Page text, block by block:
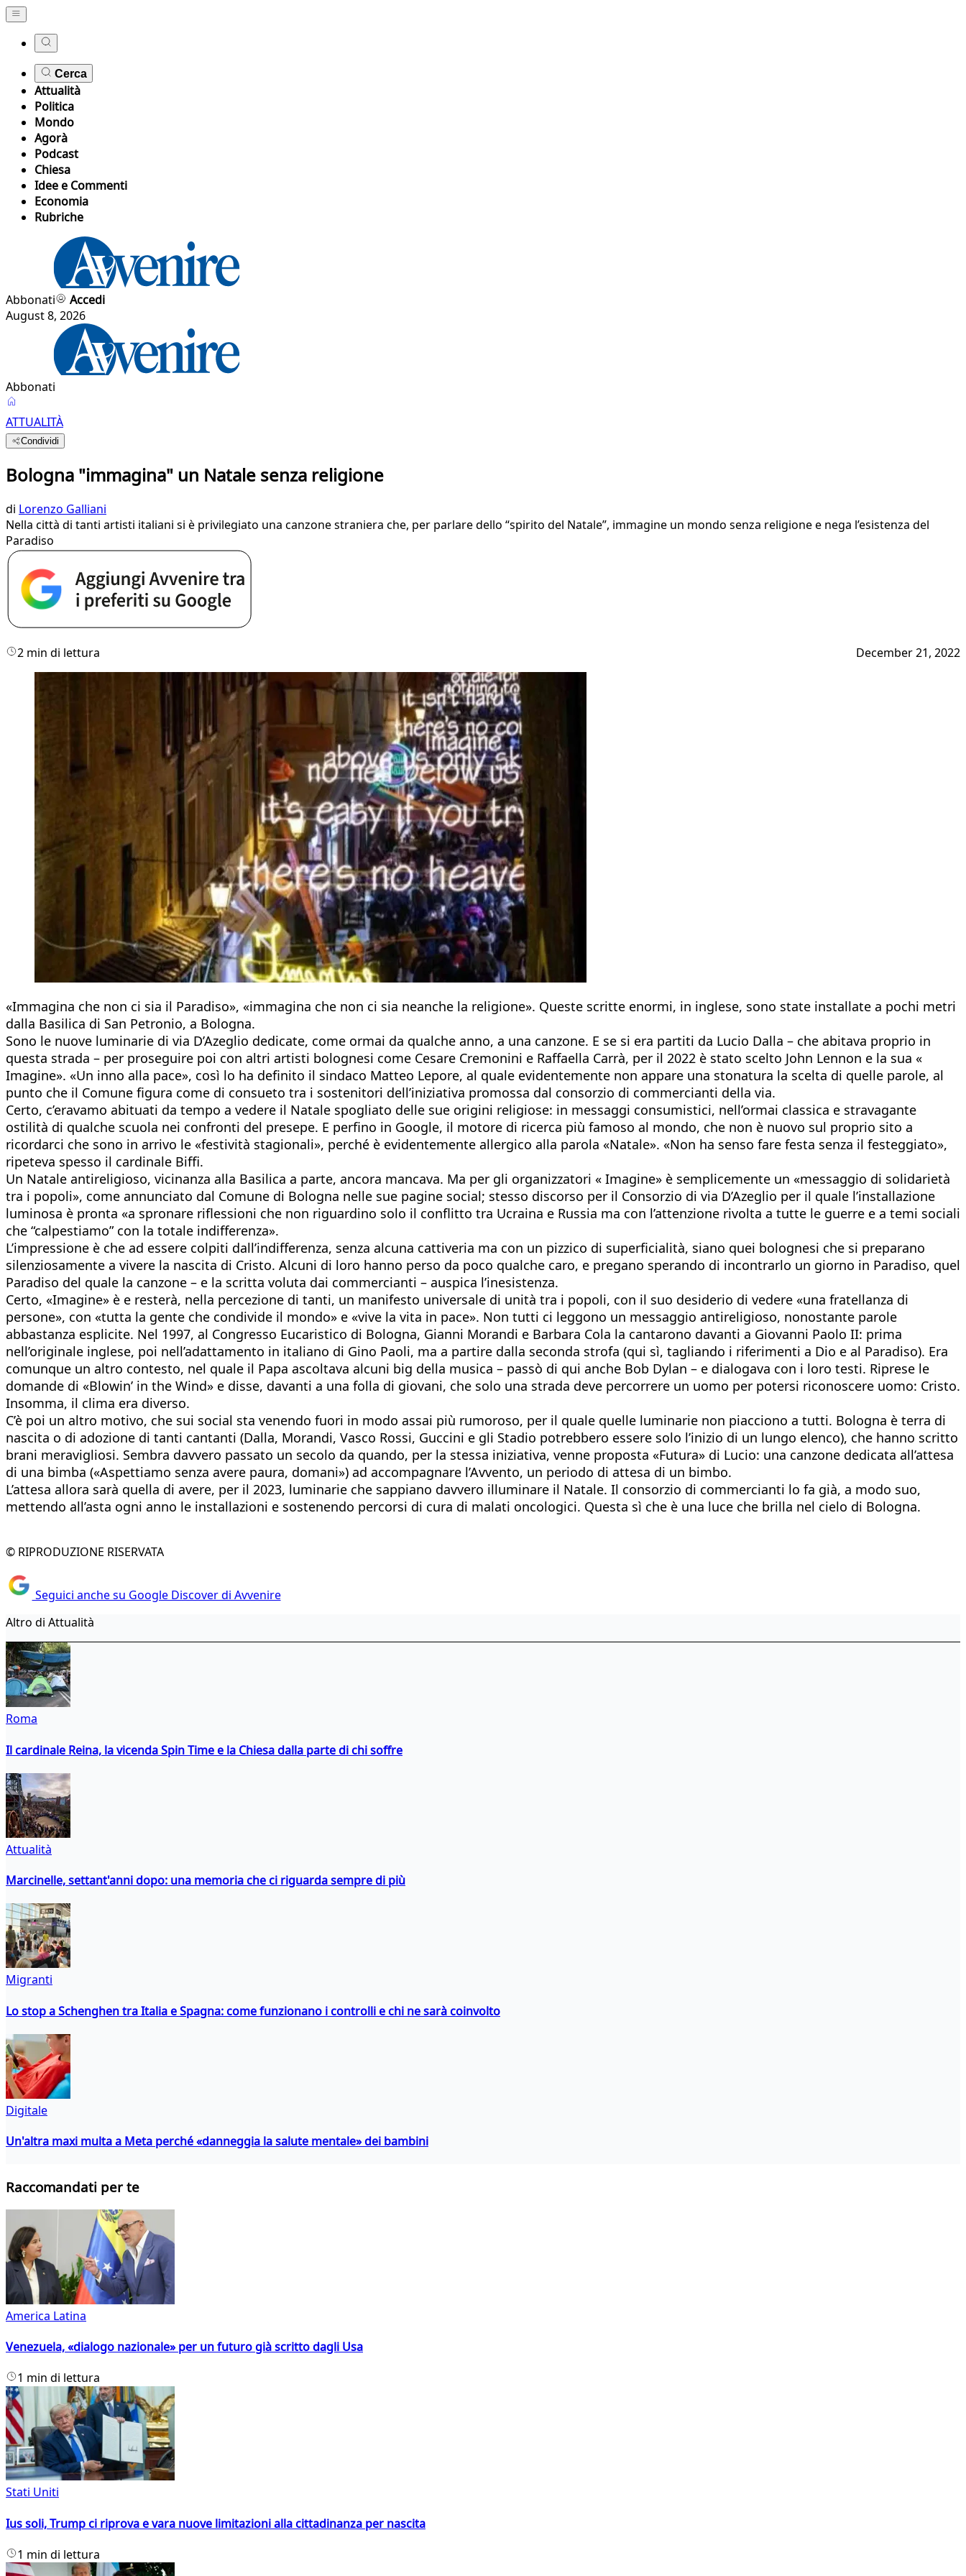
Cerca
Attualità
Politica
Mondo
Agorà
Podcast
Chiesa
Idee e Commenti
Economia
Rubriche
Abbonati
Accedi
August 8, 2026
Abbonati
ATTUALITÀ
Condividi
Bologna "immagina" un Natale senza religione
di Lorenzo Galliani
Nella città di tanti artisti italiani si è privilegiato una canzone straniera che, per parlare dello “spirito del Natale”, immagine un mondo senza religione e nega l’esistenza del
Paradiso
2 min di lettura December 21, 2022
«Immagina che non ci sia il Paradiso», «immagina che non ci sia neanche la religione». Queste scritte enormi, in inglese, sono state installate a pochi metri
dalla Basilica di San Petronio, a Bologna.
Sono le nuove luminarie di via D’Azeglio dedicate, come ormai da qualche anno, a una canzone. E se si era partiti da Lucio Dalla – che abitava proprio in
questa strada – per proseguire poi con altri artisti bolognesi come Cesare Cremonini e Raffaella Carrà, per il 2022 è stato scelto John Lennon e la sua «
Imagine». «Un inno alla pace», così lo ha definito il sindaco Matteo Lepore, al quale evidentemente non appare una stonatura la scelta di quelle parole, al
punto che il Comune figura come di consueto tra i sostenitori dell’iniziativa promossa dal consorzio di commercianti della via.
Certo, c’eravamo abituati da tempo a vedere il Natale spogliato delle sue origini religiose: in messaggi consumistici, nell’ormai classica e stravagante
ostilità di qualche scuola nei confronti del presepe. E perfino in Google, il motore di ricerca più famoso al mondo, che non è nuovo sul proprio sito a
ricordarci che sono in arrivo le «festività stagionali», perché è evidentemente allergico alla parola «Natale». «Non ha senso fare festa senza il festeggiato»,
ripeteva spesso il cardinale Biffi.
Un Natale antireligioso, vicinanza alla Basilica a parte, ancora mancava. Ma per gli organizzatori « Imagine» è semplicemente un «messaggio di solidarietà
tra i popoli», come annunciato dal Comune di Bologna nelle sue pagine social; stesso discorso per il Consorzio di via D’Azeglio per il quale l’installazione
luminosa è pronta «a spronare riflessioni che non riguardino solo il conflitto tra Ucraina e Russia ma con l’attenzione rivolta a tutte le guerre e a temi sociali
che “calpestiamo” con la totale indifferenza».
L’impressione è che ad essere colpiti dall’indifferenza, senza alcuna cattiveria ma con un pizzico di superficialità, siano quei bolognesi che si preparano
silenziosamente a vivere la nascita di Cristo. Alcuni di loro hanno perso da poco qualche caro, e pregano sperando di incontrarlo un giorno in Paradiso, quel
Paradiso del quale la canzone – e la scritta voluta dai commercianti – auspica l’inesistenza.
Certo, «Imagine» è e resterà, nella percezione di tanti, un manifesto universale di unità tra i popoli, con il suo desiderio di vedere «una fratellanza di
persone», con «tutta la gente che condivide il mondo» e «vive la vita in pace». Non tutti ci leggono un messaggio antireligioso, nonostante parole
abbastanza esplicite. Nel 1997, al Congresso Eucaristico di Bologna, Gianni Morandi e Barbara Cola la cantarono davanti a Giovanni Paolo II: prima
nell’originale inglese, poi nell’adattamento in italiano di Gino Paoli, ma a partire dalla seconda strofa (qui sì, tagliando i riferimenti a Dio e al Paradiso). Era
comunque un altro contesto, nel quale il Papa ascoltava alcuni big della musica – passò di qui anche Bob Dylan – e dialogava con i loro testi. Riprese le
domande di «Blowin’ in the Wind» e disse, davanti a una folla di giovani, che solo una strada deve percorrere un uomo per potersi riconoscere uomo: Cristo.
Insomma, il clima era diverso.
C’è poi un altro motivo, che sui social sta venendo fuori in modo assai più rumoroso, per il quale quelle luminarie non piacciono a tutti. Bologna è terra di
nascita o di adozione di tanti cantanti (Dalla, Morandi, Vasco Rossi, Guccini e gli Stadio potrebbero essere solo l’inizio di un lungo elenco), che hanno scritto
brani meravigliosi. Sembra davvero passato un secolo da quando, per la stessa iniziativa, venne proposta «Futura» di Lucio: una canzone dedicata all’attesa
di una bimba («Aspettiamo senza avere paura, domani») ad accompagnare l’Avvento, un periodo di attesa di un bimbo.
L’attesa allora sarà quella di avere, per il 2023, luminarie che sappiano davvero illuminare il Natale. Il consorzio di commercianti lo fa già, a modo suo,
mettendo all’asta ogni anno le installazioni e sostenendo percorsi di cura di malati oncologici. Questa sì che è una luce che brilla nel cielo di Bologna.
© RIPRODUZIONE RISERVATA
Seguici anche su Google Discover di Avvenire
Altro di Attualità
Roma
Il cardinale Reina, la vicenda Spin Time e la Chiesa dalla parte di chi soffre
Attualità
Marcinelle, settant'anni dopo: una memoria che ci riguarda sempre di più
Migranti
Lo stop a Schenghen tra Italia e Spagna: come funzionano i controlli e chi ne sarà coinvolto
Digitale
Un'altra maxi multa a Meta perché «danneggia la salute mentale» dei bambini
Raccomandati per te
America Latina
Venezuela, «dialogo nazionale» per un futuro già scritto dagli Usa
1 min di lettura
Stati Uniti
Ius soli, Trump ci riprova e vara nuove limitazioni alla cittadinanza per nascita
1 min di lettura